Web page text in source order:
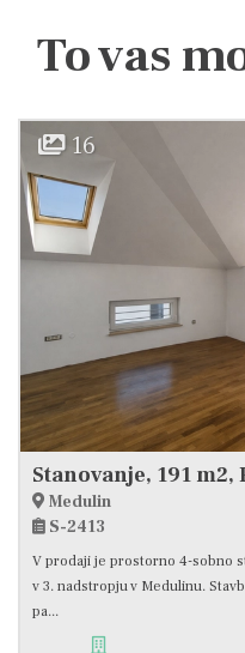
To vas
16
Stanovanje, 191
Medulin
S-2413
V prodaji je prostorno 4-sobno
v 3. nadstropju v Medulinu.
pa...